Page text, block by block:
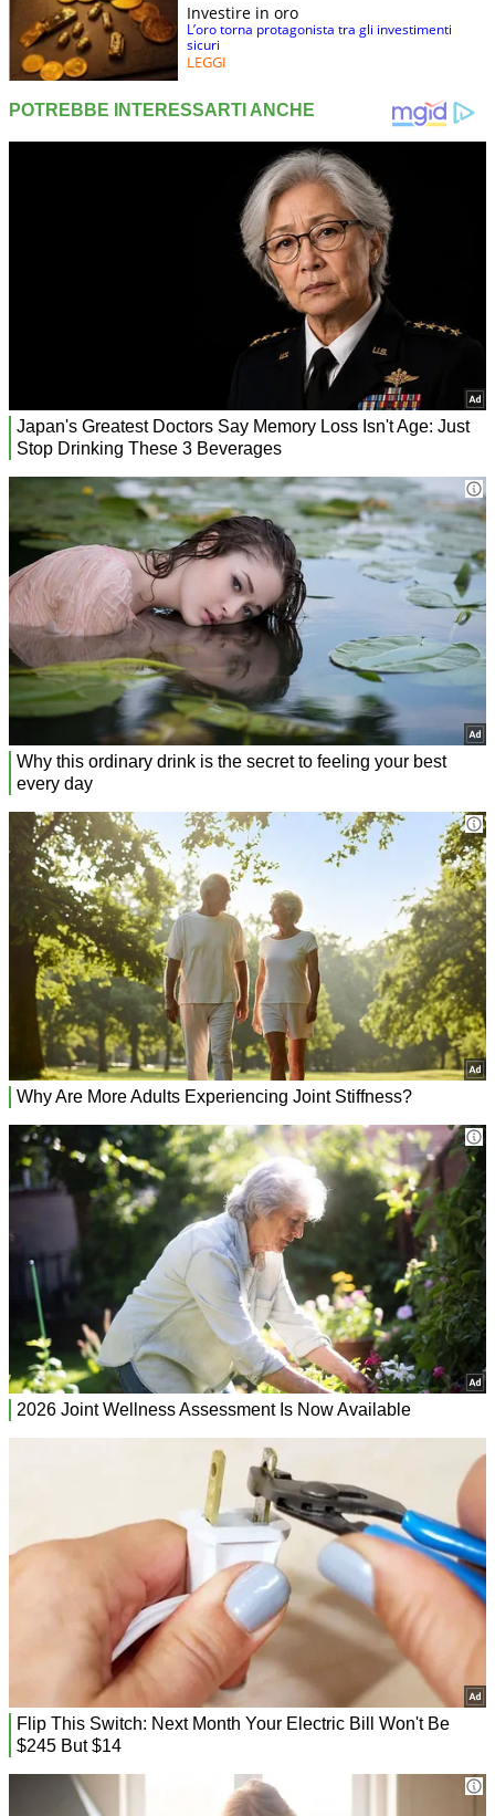
Investire in oro
L’oro torna protagonista tra gli investimenti
sicuri
LEGGI